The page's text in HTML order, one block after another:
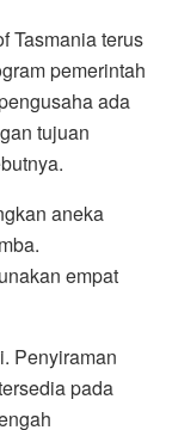
Tasmania terus
pemerintah
ada
tujuan
aneka
empat
Penyiraman
pada